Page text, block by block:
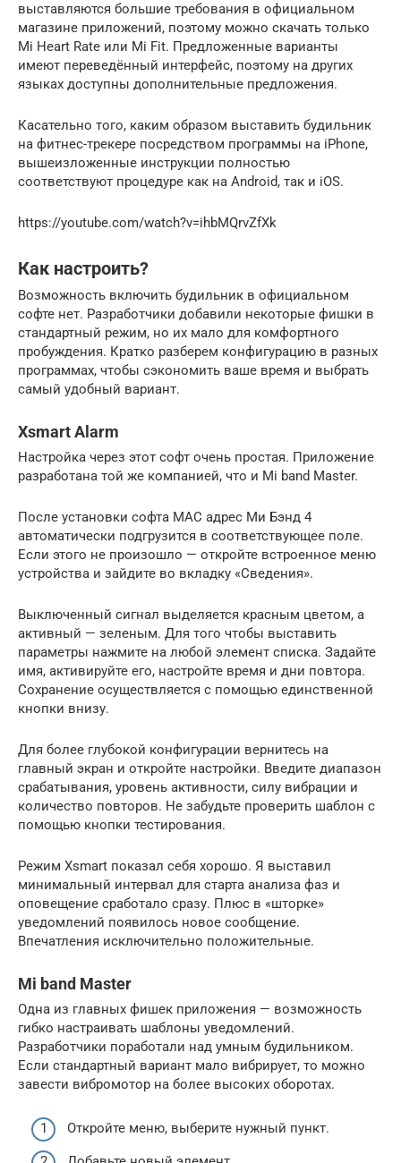
выставляются большие требования в официальном
магазине приложений, поэтому можно скачать только
Mi Heart Rate или Mi Fit. Предложенные варианты
имеют переведённый интерфейс, поэтому на других
языках доступны дополнительные предложения.
Касательно того, каким образом выставить будильник
на фитнес-трекере посредством программы на iPhone,
вышеизложенные инструкции полностью
соответствуют процедуре как на Android, так и iOS.
https://youtube.com/watch?v=ihbMQrvZfXk
Как настроить?
Возможность включить будильник в официальном
софте нет. Разработчики добавили некоторые фишки в
стандартный режим, но их мало для комфортного
пробуждения. Кратко разберем конфигурацию в разных
программах, чтобы сэкономить ваше время и выбрать
самый удобный вариант.
Xsmart Alarm
Настройка через этот софт очень простая. Приложение
разработана той же компанией, что и Mi band Master.
После установки софта MAC адрес Ми Бэнд 4
автоматически подгрузится в соответствующее поле.
Если этого не произошло — откройте встроенное меню
устройства и зайдите во вкладку «Сведения».
Выключенный сигнал выделяется красным цветом, а
активный — зеленым. Для того чтобы выставить
параметры нажмите на любой элемент списка. Задайте
имя, активируйте его, настройте время и дни повтора.
Сохранение осуществляется с помощью единственной
кнопки внизу.
Для более глубокой конфигурации вернитесь на
главный экран и откройте настройки. Введите диапазон
срабатывания, уровень активности, силу вибрации и
количество повторов. Не забудьте проверить шаблон с
помощью кнопки тестирования.
Режим Xsmart показал себя хорошо. Я выставил
минимальный интервал для старта анализа фаз и
оповещение сработало сразу. Плюс в «шторке»
уведомлений появилось новое сообщение.
Впечатления исключительно положительные.
Mi band Master
Одна из главных фишек приложения — возможность
гибко настраивать шаблоны уведомлений.
Разработчики поработали над умным будильником.
Если стандартный вариант мало вибрирует, то можно
завести вибромотор на более высоких оборотах.
Откройте меню, выберите нужный пункт.